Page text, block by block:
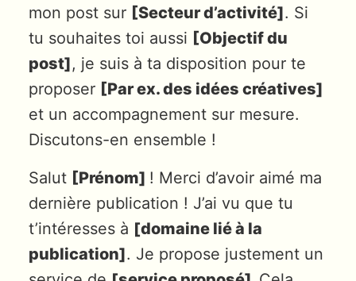
mon post sur [Secteur d’activité]. Si
tu souhaites toi aussi [Objectif du
post], je suis à ta disposition pour te
proposer [Par ex. des idées créatives]
et un accompagnement sur mesure.
Discutons-en ensemble !
Salut [Prénom] ! Merci d’avoir aimé ma
dernière publication ! J’ai vu que tu
t’intéresses à [domaine lié à la
publication]. Je propose justement un